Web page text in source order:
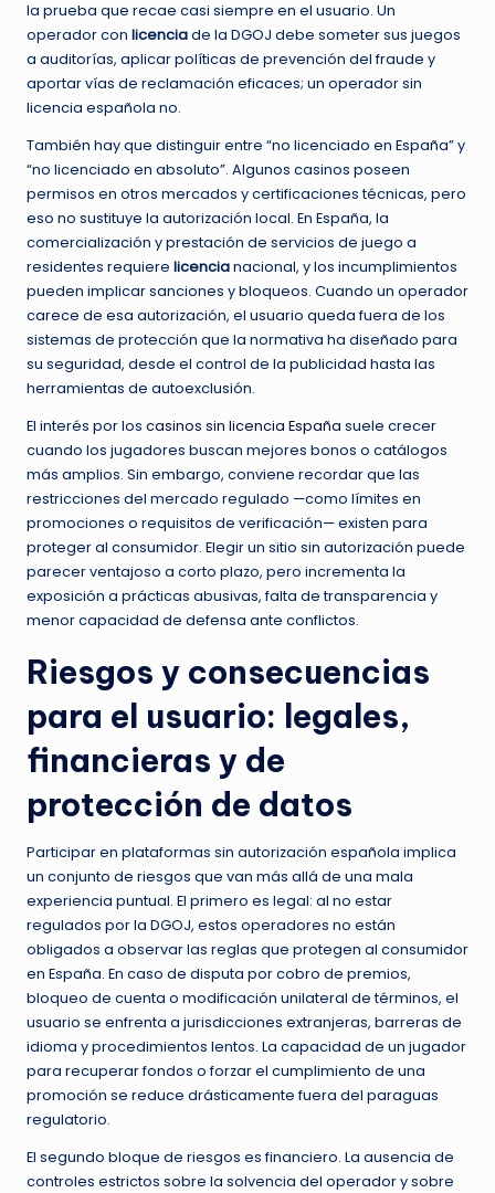
la prueba que recae casi siempre en el usuario. Un
operador con licenciade la DGOJ debe someter sus juegos
a auditorías, aplicar políticas de prevención del fraude y
aportar vías de reclamación eficaces; un operador sin
licencia española no.
También hay que distinguir entre “no licenciado en España” y
“no licenciado en absoluto”. Algunos casinos poseen
permisos en otros mercados y certificaciones técnicas, pero
eso no sustituye la autorización local. En España, la
comercialización y prestación de servicios de juego a
residentes requiere licencianacional, y los incumplimientos
pueden implicar sanciones y bloqueos. Cuando un operador
carece de esa autorización, el usuario queda fuera de los
sistemas de protección que la normativa ha diseñado para
su seguridad, desde el control de la publicidad hasta las
herramientas de autoexclusión.
El interés por los casinos sin licencia España suele crecer
cuando los jugadores buscan mejores bonos o catálogos
más amplios. Sin embargo, conviene recordar que las
restricciones del mercado regulado —como límites en
promociones o requisitos de verificación— existen para
proteger al consumidor. Elegir un sitio sin autorización puede
parecer ventajoso a corto plazo, pero incrementa la
exposición a prácticas abusivas, falta de transparencia y
menor capacidad de defensa ante conflictos.
Riesgos y consecuencias
para el usuario: legales,
financieras y de
protección de datos
Participar en plataformas sin autorización española implica
un conjunto de riesgos que van más allá de una mala
experiencia puntual. El primero es legal: al no estar
regulados por la DGOJ, estos operadores no están
obligados a observar las reglas que protegen al consumidor
en España. En caso de disputa por cobro de premios,
bloqueo de cuenta o modificación unilateral de términos, el
usuario se enfrenta a jurisdicciones extranjeras, barreras de
idioma y procedimientos lentos. La capacidad de un jugador
para recuperar fondos o forzar el cumplimiento de una
promoción se reduce drásticamente fuera del paraguas
regulatorio.
El segundo bloque de riesgos es financiero. La ausencia de
controles estrictos sobre la solvencia del operador y sobre